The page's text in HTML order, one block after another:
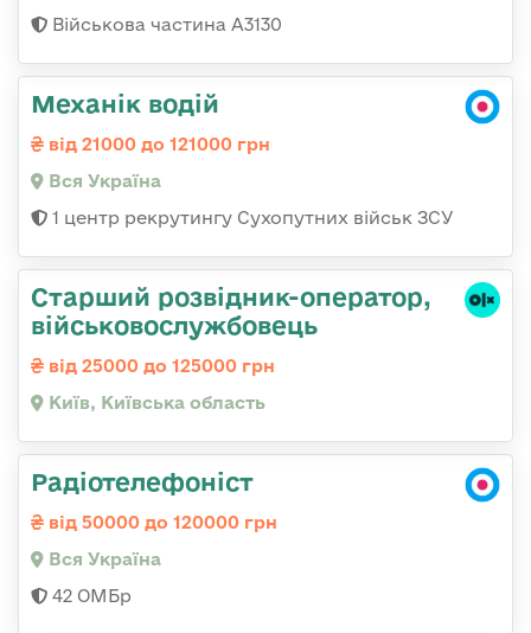
Військова частина А3130
Механік водій
від 21000 до 121000 грн
Вся Україна
1 центр рекрутингу Сухопутних військ ЗСУ
Стаpший pозвідник-опеpатоp,
військовослужбовець
від 25000 до 125000 грн
Київ, Київська область
Радіотелефоніст
від 50000 до 120000 грн
Вся Україна
42 ОМБр